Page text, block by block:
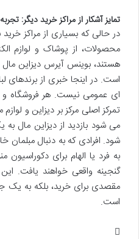
تمایز آشکار از مراکز خرید دیگر:
در حالی که بسیاری از مراکز
محصولات، از پوشاک و لوازم
هستند، بوینس آیرس دیزاین
است. در اینجا خبری از برندهای
ای عمومی نیست. هر فروشگاه و
تمرکز اصلی مرکز بر دیزاین و
می شود بازدید از دیزاین مال
شود. افرادی که به دنبال مبلمان
به فرد یا الهام برای
گنجینه واقعی خواهند یافت. این
مقصدی برای خرید، بلکه به یک
است.